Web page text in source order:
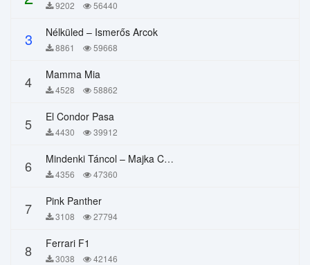
9202 56440
3 Nélküled – Ismerős Arcok
8861 59668
4 Mamma Mia
4528 58862
5 El Condor Pasa
4430 39912
6 Mindenki Táncol – Majka Curtis, Péter Majoros
4356 47360
7 Pink Panther
3108 27794
8 Ferrari F1
3038 42146